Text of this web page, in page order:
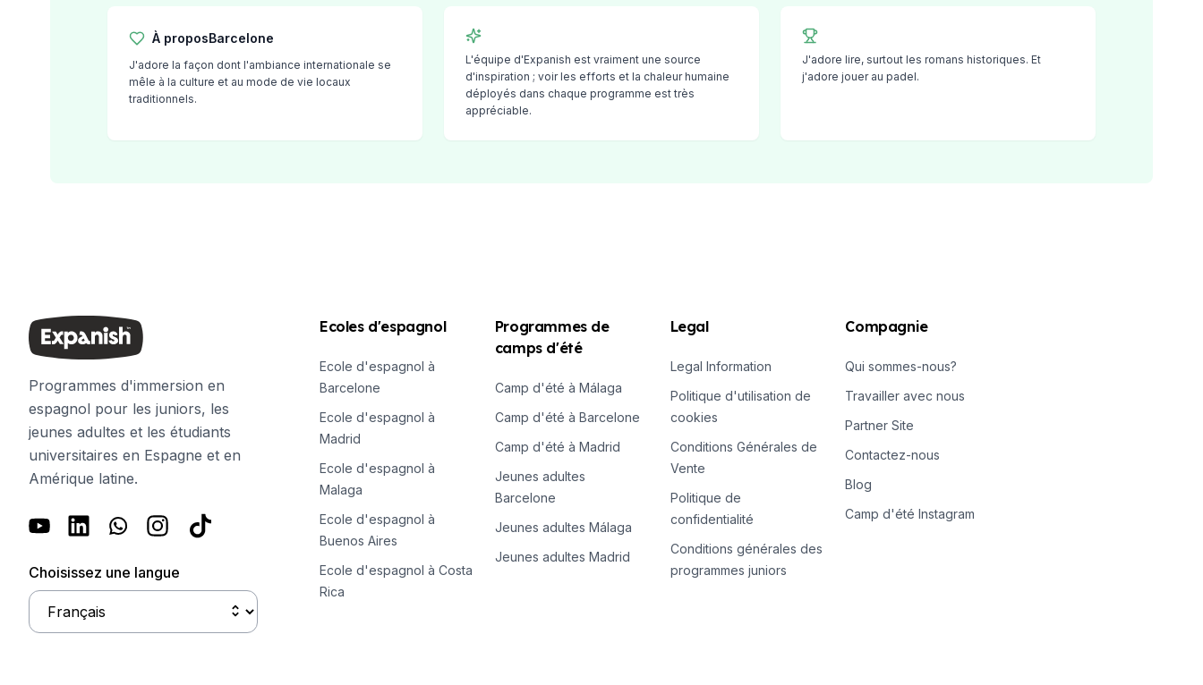
Cours intensif et de surf en groupe
Cours de longue durée
Cours particuliers d'espagnol
Programmes par âge
Programme pour jeunes adultes
Préparation à l'examen SIELE
30-49 ans
Cours d'espagnol en groupe
Cours de groupe du soir
Cours de longue durée
Bildungsurlaub
CSN
Préparation à l'examen DELE
Préparation à l'examen SIELE
Plus de 50 ans
Plus de 50 programmes, sessions saisonnières
À proposBarcelone
J'adore la façon dont l'ambiance internationale se
mêle à la culture et au mode de vie locaux
traditionnels.
L'équipe d'Expanish est vraiment une source
d'inspiration ; voir les efforts et la chaleur humaine
déployés dans chaque programme est très
appréciable.
J'adore lire, surtout les romans historiques. Et
j'adore jouer au padel.
Programmes d'immersion en
espagnol pour les juniors, les
jeunes adultes et les étudiants
universitaires en Espagne et en
Amérique latine.
Choisissez une langue
Ecoles d'espagnol
Ecole d'espagnol à
Barcelone
Ecole d'espagnol à
Madrid
Ecole d'espagnol à
Malaga
Ecole d'espagnol à
Buenos Aires
Ecole d'espagnol à Costa
Rica
Programmes de
camps d'été
Camp d'été à Málaga
Camp d'été à Barcelone
Camp d'été à Madrid
Jeunes adultes
Barcelone
Jeunes adultes Málaga
Jeunes adultes Madrid
Legal
Legal Information
Politique d'utilisation de
cookies
Conditions Générales de
Vente
Politique de
confidentialité
Conditions générales des
programmes juniors
Compagnie
Qui sommes-nous?
Travailler avec nous
Partner Site
Contactez-nous
Blog
Camp d'été Instagram